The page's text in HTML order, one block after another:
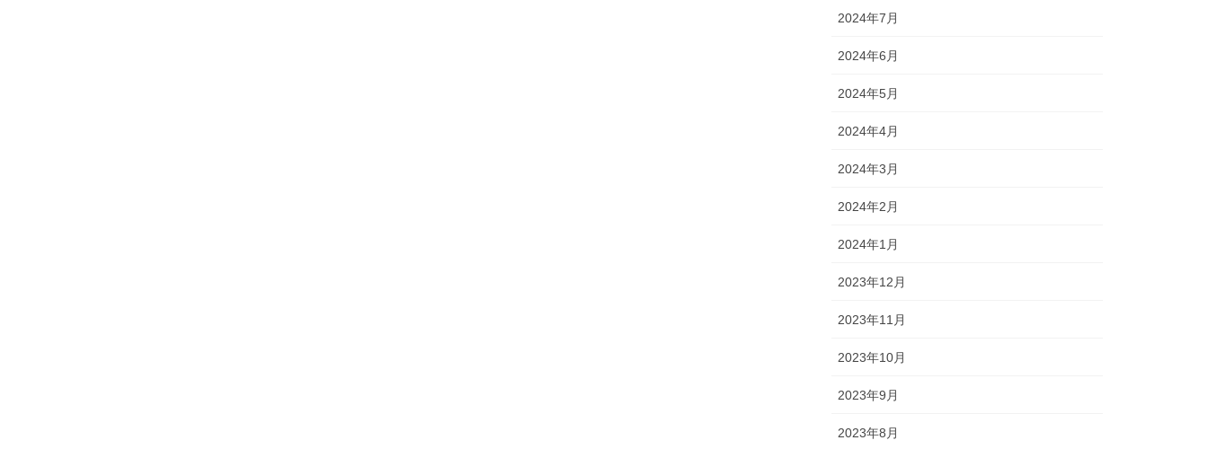
2024年7月
2024年6月
2024年5月
2024年4月
2024年3月
2024年2月
2024年1月
2023年12月
2023年11月
2023年10月
2023年9月
2023年8月